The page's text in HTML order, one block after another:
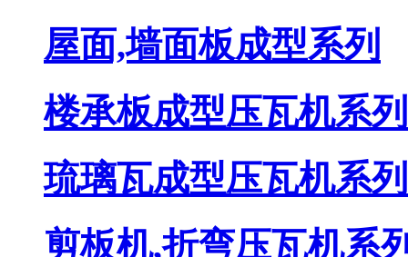
屋面,墙面板成型系列
楼承板成型压瓦机系列
琉璃瓦成型压瓦机系列
剪板机,折弯压瓦机系